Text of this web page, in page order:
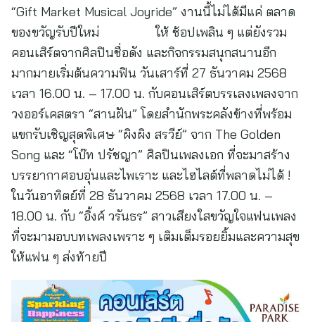
“Gift Market Musical Joyride” งานนี้ไม่ได้มีแค่ ตลาด
ของขวัญรับปีใหม่ ให้ ช้อปเพลิน ๆ แต่ยังรวม
คอนเสิร์ตจากศิลปินชื่อดัง และกิจกรรมสนุกสนานอีก
มากมายเริ่มต้นความฟิน วันเสาร์ที่ 27 ธันวาคม 2568
เวลา 16.00 น. – 17.00 น. กับคอนเสิร์ตบรรเลงเพลงจาก
วงออร์เคสตรา “สานฝัน” โดยสำนักพระคลังข้างที่พร้อม
แขกรับเชิญสุดพิเศษ “ผิงผิง สรวีย์” จาก The Golden
Song และ “โบ๊ท ปรัชญา” ศิลปินเพลงเอก ที่จะมาสร้าง
บรรยากาศอบอุ่นและไพเราะ และไฮไลต์ที่พลาดไม่ได้ !
ในวันอาทิตย์ที่ 28 ธันวาคม 2568 เวลา 17.00 น. –
18.00 น. กับ “อิ้งค์ วรันธร” สาวเสียงใสขวัญใจแฟนเพลง
ที่จะมามอบบทเพลงเพราะ ๆ เติมเต็มรอยยิ้มและความสุข
ให้แฟน ๆ ส่งท้ายปี